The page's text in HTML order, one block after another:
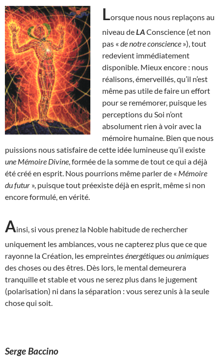
Lorsque nous nous replaçons au
niveau deLAConscience (et non
pas « de notre conscience »), tout
redevient immédiatement
disponible. Mieux encore : nous
réalisons, émerveillés, qu’il n’est
même pas utile de faire un effort
pour se remémorer, puisque les
perceptions du Soi n’ont
absolument rien à voir avec la
mémoire humaine. Bien que nous
puissions nous satisfaire de cette idée lumineuse qu’il existe
une Mémoire Divine , formée de la somme de tout ce qui a déjà
été créé en esprit. Nous pourrions même parler de « Mémoire
du futur », puisque tout préexiste déjà en esprit, même si non
encore formulé, en vérité.
Ainsi, si vous prenez la Noble habitude de rechercher
uniquement les ambiances, vous ne capterez plus que ce que
rayonne la Création, les empreintesénergétiquesou animiques
des choses ou des êtres. Dès lors, le mental demeurera
tranquille et stable et vous ne serez plus dans le jugement
(polarisation) ni dans la séparation : vous serez unis à la seule
chose qui soit.
Serge Baccino